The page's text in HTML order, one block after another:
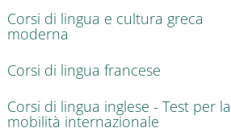
Corsi di lingua e cultura greca
moderna
Corsi di lingua francese
Corsi di lingua inglese - Test per la
mobilità internazionale